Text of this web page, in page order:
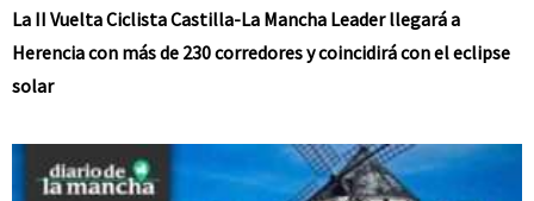
La II Vuelta Ciclista Castilla-La Mancha Leader llegará a
Herencia con más de 230 corredores y coincidirá con el eclipse
solar